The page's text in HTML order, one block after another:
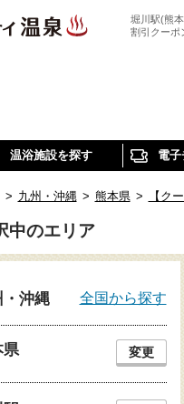
堀川駅(熊
割引クーポ
温浴施設を探す 電
> 九州・沖縄 > 熊本県 > 【ク
中のエリア
・沖縄 全国から探す
県 変更